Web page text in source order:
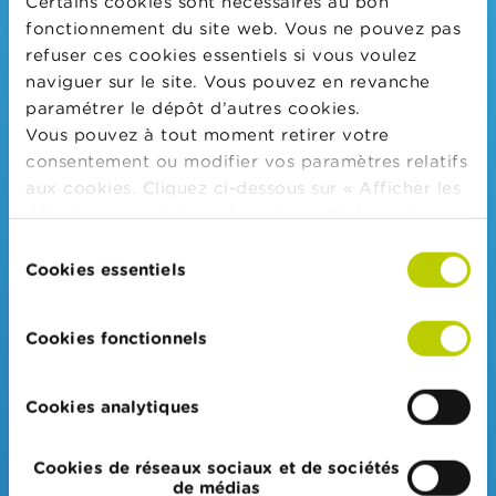
fonctionnement du site web. Vous ne pouvez pas
refuser ces cookies essentiels si vous voulez
naviguer sur le site. Vous pouvez en revanche
paramétrer le dépôt d’autres cookies.
Vous pouvez à tout moment retirer votre
consentement ou modifier vos paramètres relatifs
aux cookies. Cliquez ci-dessous sur « Afficher les
détails » pour obtenir davantage d'informations.
consultable dans son intégralité
duCookies essentiels
Cookies fonctionnels
Cookies analytiques
Cookies de réseaux sociaux et de sociétés
de médias
Type d'enseignement
Enseignement général
Enseignement technique de transition
Enseignement technique de qualification
processed_text
edit-
L’envoi des posters se fait à votre attention à l’adresse de
indiquer votre adresse personnelle.
Belgique.